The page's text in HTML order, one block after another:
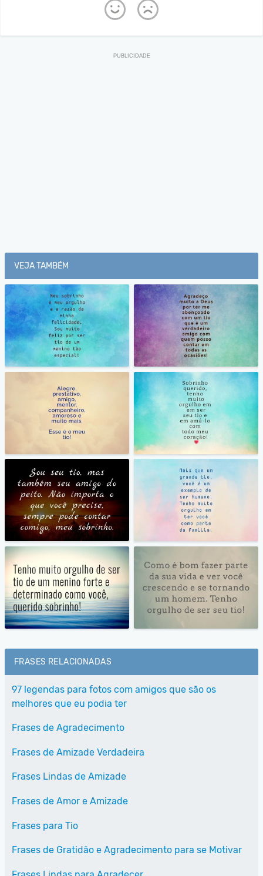
VEJA TAMBÉM
FRASES RELACIONADAS
97 legendas para fotos com amigos que são os
melhores que eu podia ter
Frases de Agradecimento
Frases de Amizade Verdadeira
Frases Lindas de Amizade
Frases de Amor e Amizade
Frases para Tio
Frases de Gratidão e Agradecimento para se Motivar